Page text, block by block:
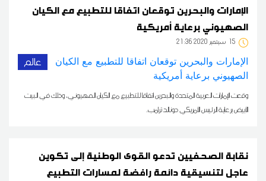
الإمارات والبحرين توقعان اتفاقا للتطبيع مع الكيان
الصهيوني برعاية أمريكية
15 21:36 2020 سبتمبر
عالم
وقعت الإمارات العربية المتحدة والبحرين اتفاقا للتطبيع مع الكيان الصهيوني، وذلك في البيت
الأبيض برعاية الرئيس الأمريكي دونالد ترامب.
نقابة الصحفيين تدعو القوى الوطنية إلى تكوين
عاجل لتنسيقية دائمة رافضة لمسارات التطبيع